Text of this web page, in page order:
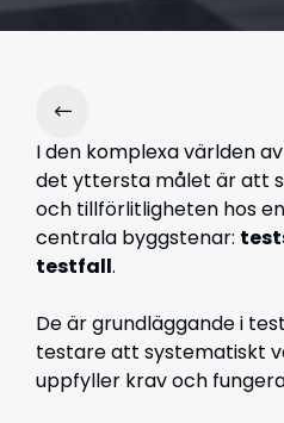
I den komplexa världen
det yttersta målet är att
och tillförlitligheten hos
centrala byggstenar:
testfall.
De är grundläggande i
testare att systematiskt
uppfyller krav och